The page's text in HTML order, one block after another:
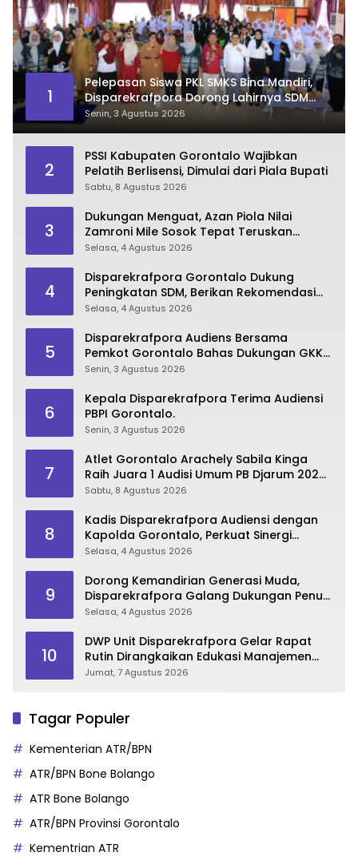
1
Pelepasan Siswa PKL SMKS Bina Mandiri,
Disparekrafpora Dorong Lahirnya SDM
Pariwisata Unggul
Senin, 3 Agustus 2026
2
PSSI Kabupaten Gorontalo Wajibkan
Pelatih Berlisensi, Dimulai dari Piala Bupati
Sabtu, 8 Agustus 2026
3
Dukungan Menguat, Azan Piola Nilai
Zamroni Mile Sosok Tepat Teruskan
Pembangunan Bone Bolango
Selasa, 4 Agustus 2026
4
Disparekrafpora Gorontalo Dukung
Peningkatan SDM, Berikan Rekomendasi
Studi S3 bagi Pegawai
Selasa, 4 Agustus 2026
5
Disparekrafpora Audiens Bersama
Pemkot Gorontalo Bahas Dukungan GKK
2026
Senin, 3 Agustus 2026
6
Kepala Disparekrafpora Terima Audiensi
PBPI Gorontalo.
Senin, 3 Agustus 2026
7
Atlet Gorontalo Arachely Sabila Kinga
Raih Juara 1 Audisi Umum PB Djarum 2026
di Makassar
Sabtu, 8 Agustus 2026
8
Kadis Disparekrafpora Audiensi dengan
Kapolda Gorontalo, Perkuat Sinergi
Sukseskan Gorontalo Karnaval Karawo
Selasa, 4 Agustus 2026
9
Dorong Kemandirian Generasi Muda,
Disparekrafpora Galang Dukungan Penuh
Para Aleg Deprov
Selasa, 4 Agustus 2026
10
DWP Unit Disparekrafpora Gelar Rapat
Rutin Dirangkaikan Edukasi Manajemen
Stres
Jumat, 7 Agustus 2026
Tagar Populer
Kementerian ATR/BPN
ATR/BPN Bone Bolango
ATR Bone Bolango
ATR/BPN Provinsi Gorontalo
Kementrian ATR